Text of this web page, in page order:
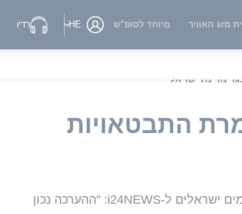
מזג האוויר מיוחד לסופ"ש HE רדיו
מדינת ישראל
התבטאויות
באיראן דיווחו על פיצוצים, אך בכיר אמריקני טוען: "ארה"ב לא תוקפת באיראן" • שני גורמים ישראלים ל-i24NEWS: "ההערכה נכון